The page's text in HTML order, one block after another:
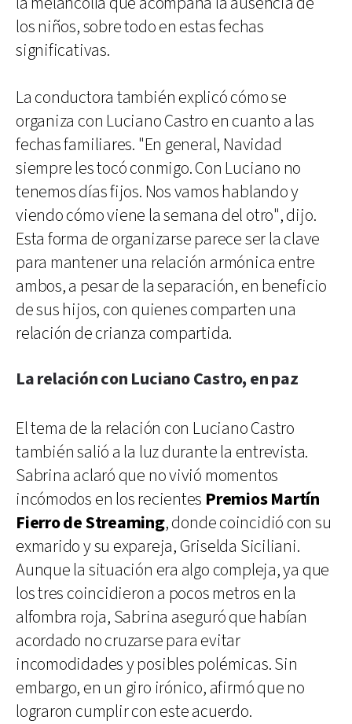
los niños, sobre todo en estas fechas
significativas.
La conductora también explicó cómo se
organiza con Luciano Castro en cuanto a las
fechas familiares. "En general, Navidad
siempre les tocó conmigo. Con Luciano no
tenemos días fijos. Nos vamos hablando y
viendo cómo viene la semana del otro", dijo.
Esta forma de organizarse parece ser la clave
para mantener una relación armónica entre
ambos, a pesar de la separación, en beneficio
de sus hijos, con quienes comparten una
relación de crianza compartida.
La relación con Luciano Castro, en paz
El tema de la relación con Luciano Castro
también salió a la luz durante la entrevista.
Sabrina aclaró que no vivió momentos
incómodos en los recientes Premios Martín
Fierro de Streaming, donde coincidió con su
exmarido y su expareja, Griselda Siciliani.
Aunque la situación era algo compleja, ya que
los tres coincidieron a pocos metros en la
alfombra roja, Sabrina aseguró que habían
acordado no cruzarse para evitar
incomodidades y posibles polémicas. Sin
embargo, en un giro irónico, afirmó que no
lograron cumplir con este acuerdo.